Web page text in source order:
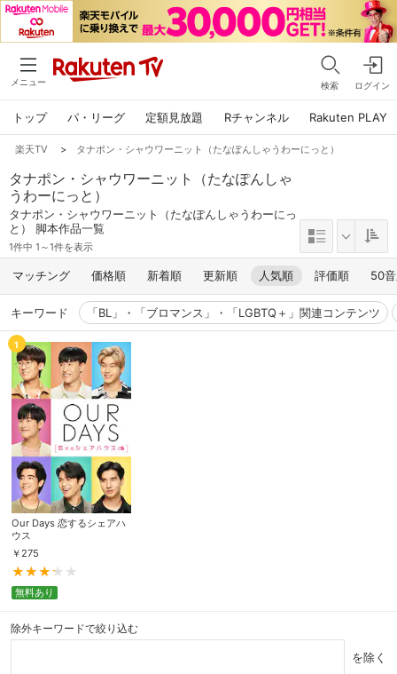
メニュー 検索 ログイン
トップ パ・リーグ 定額見放題 Rチャンネル Rakuten PLAY
楽天TV > タナポン・シャウワーニット（たなぽんしゃうわーにっと）
タナポン・シャウワーニット（たなぽんしゃ
うわーにっと）
タナポン・シャウワーニット（たなぽんしゃうわーにっ
と） 脚本作品一覧
1件中 1～1件を表示
マッチング 価格順 新着順 更新順 人気順 評価順 50
キーワード 「BL」・「ブロマンス」・「LGBTQ＋」関連コンテンツ
1
Our Days 恋するシェアハ
ウス
￥ 275
無料あり
除外キーワードで絞り込む
を除く